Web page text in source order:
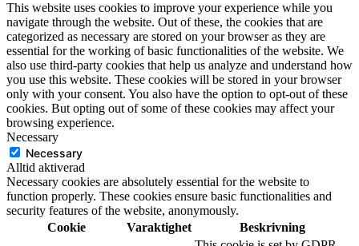
This website uses cookies to improve your experience while you
navigate through the website. Out of these, the cookies that are
categorized as necessary are stored on your browser as they are
essential for the working of basic functionalities of the website. We
also use third-party cookies that help us analyze and understand how
you use this website. These cookies will be stored in your browser
only with your consent. You also have the option to opt-out of these
cookies. But opting out of some of these cookies may affect your
browsing experience.
Necessary
Necessary
Alltid aktiverad
Necessary cookies are absolutely essential for the website to
function properly. These cookies ensure basic functionalities and
security features of the website, anonymously.
Cookie
Varaktighet Beskrivning